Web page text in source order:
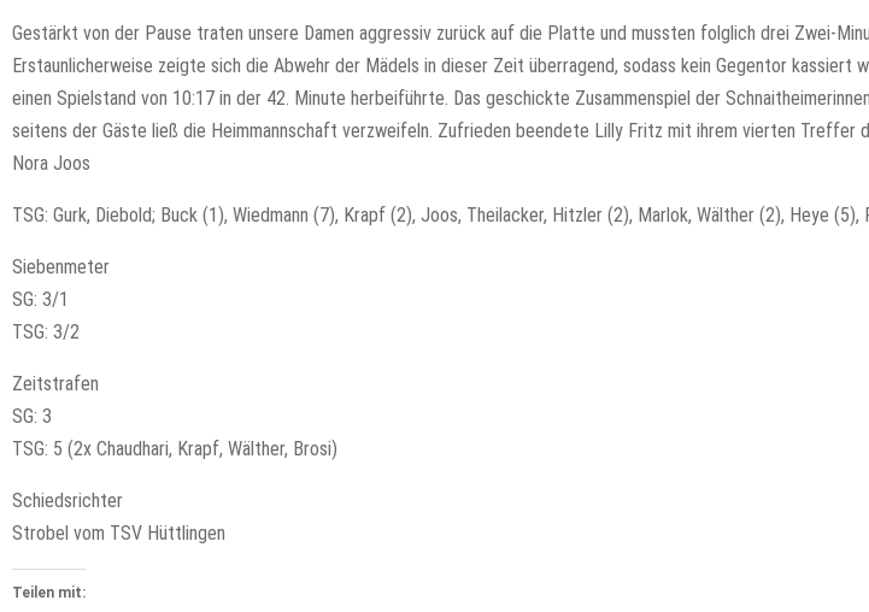
Gestärkt von der Pause traten unsere Damen aggressiv zurück auf die Platte und mussten folglich drei Zwei-
Erstaunlicherweise zeigte sich die Abwehr der Mädels in dieser Zeit überragend, sodass kein Gegentor kassiert
einen Spielstand von 10:17 in der 42. Minute herbeiführte. Das geschickte Zusammenspiel der
seitens der Gäste ließ die Heimmannschaft verzweifeln. Zufrieden beendete Lilly Fritz mit ihrem vierten Treffer
Nora Joos
TSG: Gurk, Diebold; Buck (1), Wiedmann (7), Krapf (2), Joos, Theilacker, Hitzler (2), Marlok, Wälther (2), Heye (5),
Siebenmeter
SG: 3/1
TSG: 3/2
Zeitstrafen
SG: 3
TSG: 5 (2x Chaudhari, Krapf, Wälther, Brosi)
Schiedsrichter
Strobel vom TSV Hüttlingen
Teilen mit: